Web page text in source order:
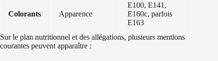
Colorants Apparence
E100, E141,
E160c, parfois
E163
Sur le plan nutritionnel et des allégations, plusieurs mentions
courantes peuvent apparaître :